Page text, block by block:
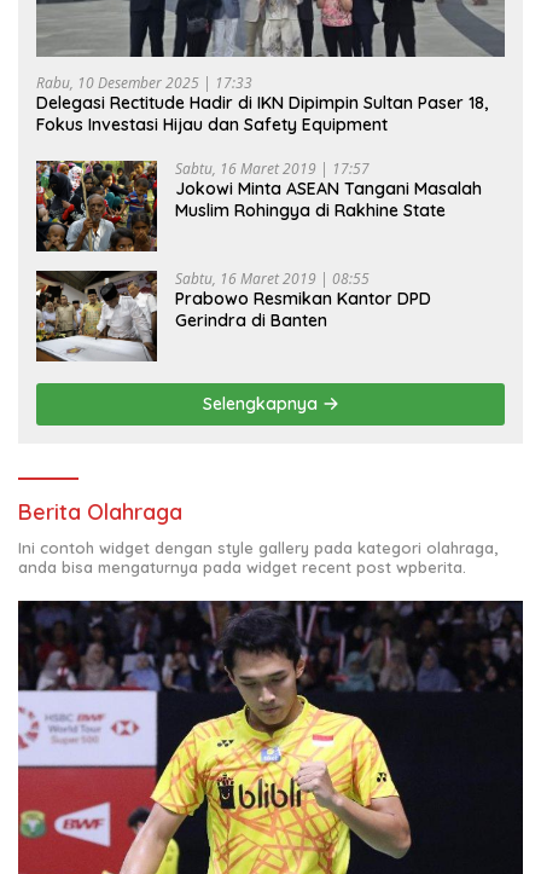
Rabu, 10 Desember 2025 | 17:33
Delegasi Rectitude Hadir di IKN Dipimpin Sultan Paser 18,
Fokus Investasi Hijau dan Safety Equipment
Sabtu, 16 Maret 2019 | 17:57
Jokowi Minta ASEAN Tangani Masalah
Muslim Rohingya di Rakhine State
Sabtu, 16 Maret 2019 | 08:55
Prabowo Resmikan Kantor DPD
Gerindra di Banten
Selengkapnya
Berita Olahraga
Ini contoh widget dengan style gallery pada kategori olahraga,
anda bisa mengaturnya pada widget recent post wpberita.